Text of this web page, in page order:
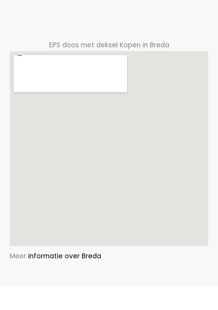
EPS doos met deksel Kopen in Breda
Meer informatie over Breda